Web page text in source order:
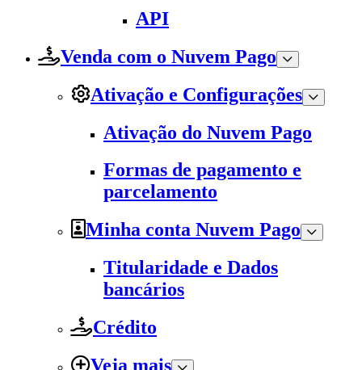
API
Venda com o Nuvem Pago
Ativação e Configurações
Ativação do Nuvem Pago
Formas de pagamento e
parcelamento
Minha conta Nuvem Pago
Titularidade e Dados
bancários
Crédito
Veja mais